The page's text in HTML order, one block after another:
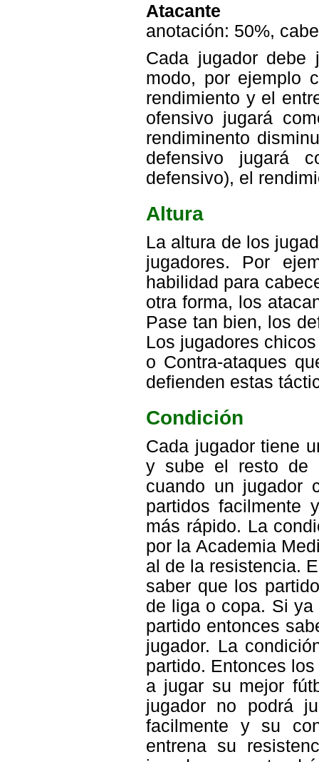
Atacante
anotación: 50%,
Cada jugador
modo, por ejemplo
rendimiento y el
ofensivo jugará
rendiminento
defensivo jugará
defensivo), el
Altura
La altura de los
jugadores. Por
habilidad para
otra forma, los
Pase tan bien, los
Los jugadores
o Contra-ataques
defienden estas
Condición
Cada jugador tiene
y sube el resto de
cuando un jugador
partidos facilmente
más rápido. La
por la Academia
al de la resistencia.
saber que los
de liga o copa. Si
partido entonces
jugador. La
partido. Entonces
a jugar su mejor
jugador no podrá
facilmente y su
entrena su